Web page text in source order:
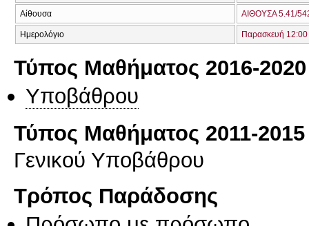
Αίθουσα ΑΙΘΟΥΣΑ 5.41/
Ημερολόγιο Παρασκευή
Τύπος Μαθήματος 2016-2020
Υποβάθρου
Τύπος Μαθήματος 2011-2015
Γενικού Υποβάθρου
Τρόπος Παράδοσης